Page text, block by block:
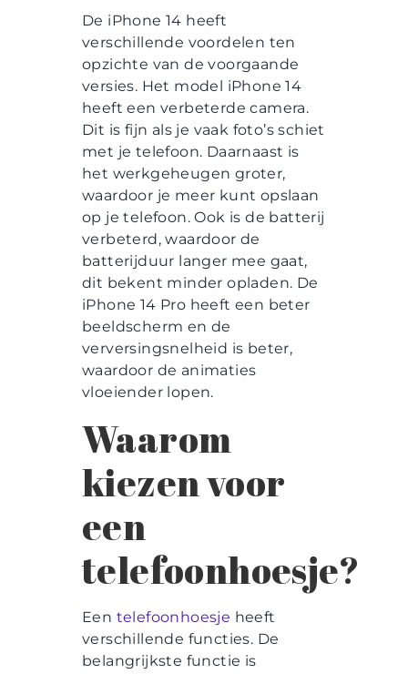
De iPhone 14 heeft
verschillende voordelen ten
opzichte van de voorgaande
versies. Het model iPhone 14
heeft een verbeterde camera.
Dit is fijn als je vaak foto’s schiet
met je telefoon. Daarnaast is
het werkgeheugen groter,
waardoor je meer kunt opslaan
op je telefoon. Ook is de batterij
verbeterd, waardoor de
batterijduur langer mee gaat,
dit bekent minder opladen. De
iPhone 14 Pro heeft een beter
beeldscherm en de
verversingsnelheid is beter,
waardoor de animaties
vloeiender lopen.
Waarom
kiezen voor
een
telefoonhoesje?
Een telefoonhoesje heeft
verschillende functies. De
belangrijkste functie is